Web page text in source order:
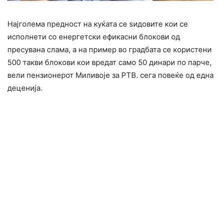
Најголема предност на куќата се ѕидовите кои се
исполнети со енергетски ефикасни блокови од
пресувана слама, а на пример во градбата се користени
500 такви блокови кои вредат само 50 динари по парче,
вели пензионерот Миливоје за РТВ. сега повеќе од една
деценија.